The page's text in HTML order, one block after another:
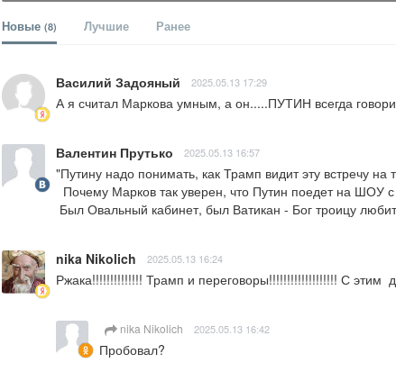
Новые (8) Лучшие Ранее
Василий Задояный 2025.05.13 17:29
А я считал Маркова умным, а он.....ПУТИН всегда
Валентин Прутько 2025.05.13 16:57
"Путину надо понимать, как Трамп видит эту встречу
Был Овальный кабинет, был Ватикан - Бог троицу
nika Nikolich 2025.05.13 16:24
Ржака!!!!!!!!!!!!!! Трамп и переговоры!!!!!!!!!!!!!!!!!!! С этим
nika Nikolich 2025.05.13 16:42
Пробовал?